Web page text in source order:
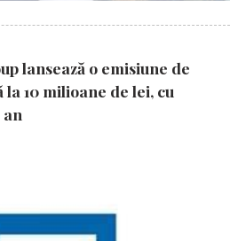
lansează o emisiune de
10 milioane de lei, cu
an